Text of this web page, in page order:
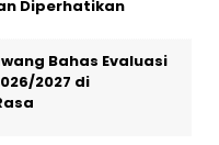
Diperhatikan
Bahas Evaluasi
2027 di